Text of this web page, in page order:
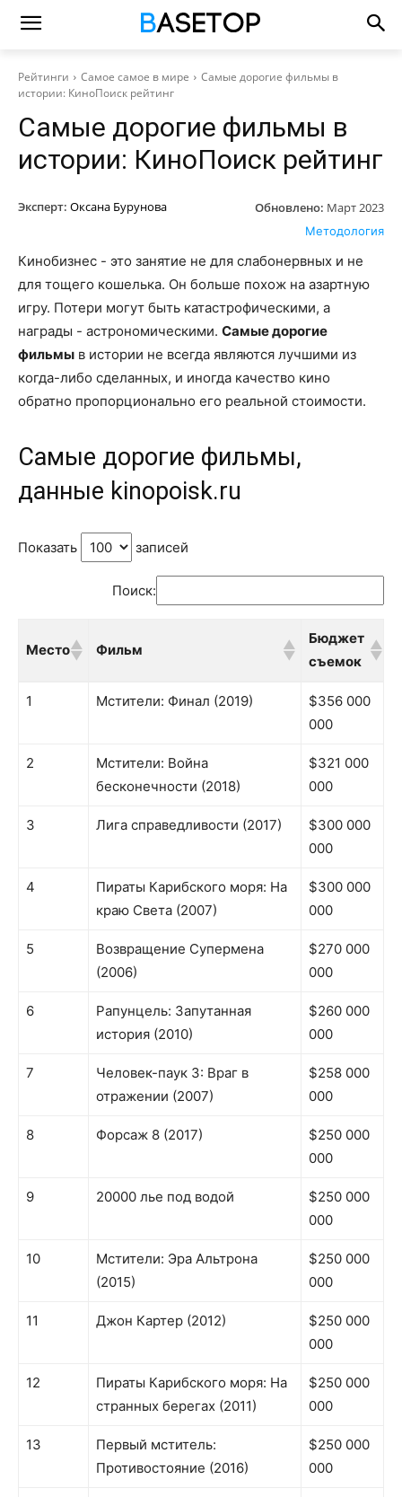
Рейтинги Самое самое в мире
Самые дорогие фильмы в
истории: КиноПоиск рейтинг
Самые дорогие фильмы в
истории: КиноПоиск рейтинг
Эксперт: Оксана Бурунова Обновлено: Март 2023
Методология
Кинобизнес - это занятие не для слабонервных и не
для тощего кошелька. Он больше похож на азартную
игру. Потери могут быть катастрофическими, а
награды - астрономическими. Самые дорогие
фильмы в истории не всегда являются лучшими из
когда-либо сделанных, и иногда качество кино
обратно пропорционально его реальной стоимости.
Cамые дорогие фильмы,
данные kinopoisk.ru
Показать записей
Поиск:
Место Фильм
Бюджет
съемок
Место
Фильм
Бюджет
съемок
1 Мстители: Финал (2019)
$356 000
000
2
Мстители: Война
бесконечности (2018)
$321 000
000
3 Лига справедливости (2017)
$300 000
000
4
Пираты Карибского моря: На
краю Света (2007)
$300 000
000
5
Возвращение Супермена
(2006)
$270 000
000
6
Рапунцель: Запутанная
история (2010)
$260 000
000
7
Человек-паук 3: Враг в
отражении (2007)
$258 000
000
8 Форсаж 8 (2017)
$250 000
000
9 20000 лье под водой
$250 000
000
10
Мстители: Эра Альтрона
(2015)
$250 000
000
11 Джон Картер (2012)
$250 000
000
12
Пираты Карибского моря: На
странных берегах (2011)
$250 000
000
13
Первый мститель:
Противостояние (2016)
$250 000
000